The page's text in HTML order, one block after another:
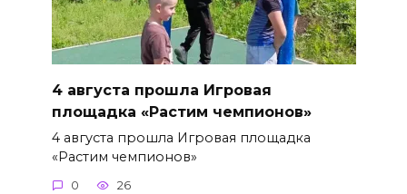
4 августа прошла Игровая
площадка «Растим чемпионов»
4 августа прошла Игровая площадка
«Растим чемпионов»
0 26